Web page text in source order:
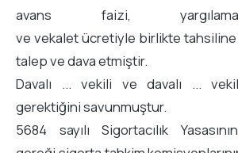
avans faizi,
ve vekalet ücretiyle birlikte
talep ve dava etmiştir.
Davalı ... vekili ve davalı ...
gerektiğini savunmuştur.
5684 sayılı Sigortacılık